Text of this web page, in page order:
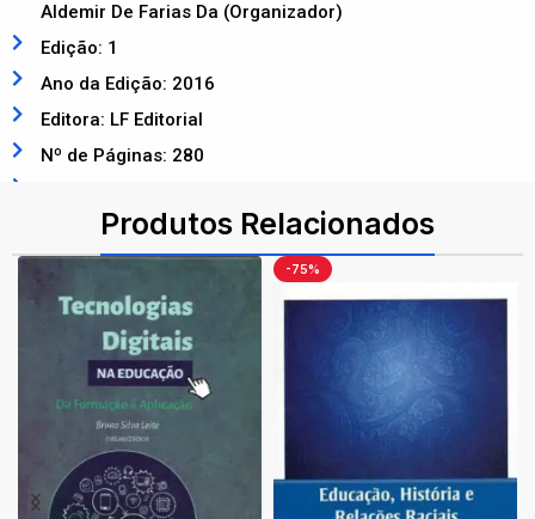
Aldemir De Farias Da (Organizador)
Edição: 1
Ano da Edição: 2016
Editora: LF Editorial
Nº de Páginas: 280
Produtos Relacionados
-75%